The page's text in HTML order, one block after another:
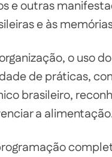
e outras
e às
o uso
de práticas,
brasileiro,
a